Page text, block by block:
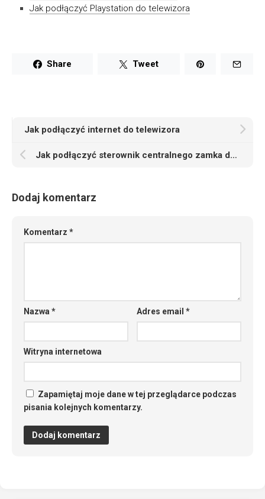
Jak podłączyć Playstation do telewizora
Share Tweet
Jak podłączyć internet do telewizora
Jak podłączyć sterownik centralnego zamka do samochodu
Dodaj komentarz
Komentarz *
Nazwa * Adres email*
Witryna internetowa
Zapamiętaj moje dane w tej przeglądarce podczas
pisania kolejnych komentarzy.